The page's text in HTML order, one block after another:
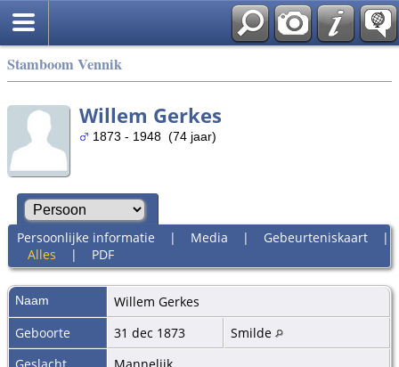
Stamboom Vennik
Willem Gerkes
1873 - 1948 (74 jaar)
Persoonlijke informatie | Media | Gebeurteniskaart|
Alles | PDF
Naam Willem Gerkes
Geboorte
31 dec 1873
Smilde
Geslacht
Mannelijk